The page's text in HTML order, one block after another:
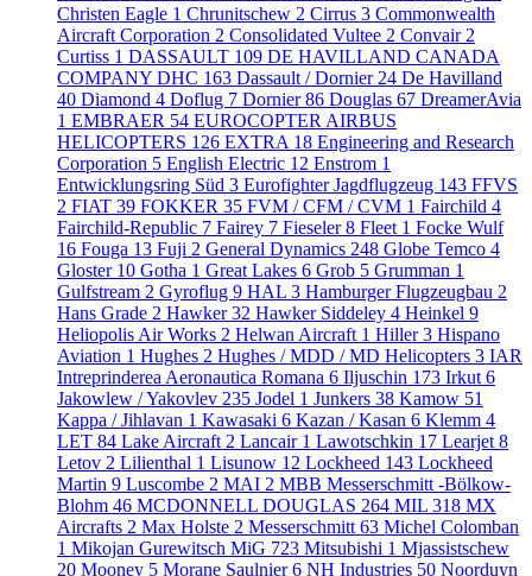
Christen Eagle 1 Chrunitschew 2 Cirrus 3 Commonwealth
Aircraft Corporation 2 Consolidated Vultee 2 Convair 2
Curtiss 1 DASSAULT 109 DE HAVILLAND CANADA
COMPANY DHC 163 Dassault / Dornier 24 De Havilland
40 Diamond 4 Doflug 7 Dornier86 Douglas 67 DreamerAvia
1 EMBRAER 54 EUROCOPTER AIRBUS
HELICOPTERS 126 EXTRA 18 Engineering and Research
Corporation 5 English Electric 12 Enstrom 1
Entwicklungsring Süd 3 Eurofighter Jagdflugzeug 143 FFVS
2 FIAT 39 FOKKER 35 FVM / CFM / CVM 1 Fairchild 4
Fairchild-Republic 7 Fairey 7 Fieseler8 Fleet 1 Focke Wulf
16 Fouga 13 Fuji 2 General Dynamics 248 Globe Temco 4
Gloster 10 Gotha 1 Great Lakes 6 Grob 5 Grumman 1
Gulfstream 2 Gyroflug 9 HAL 3 Hamburger Flugzeugbau 2
Hans Grade 2 Hawker32 Hawker Siddeley 4 Heinkel 9
Heliopolis Air Works 2 Helwan Aircraft 1 Hiller3 Hispano
Aviation 1 Hughes 2 Hughes / MDD / MD Helicopters 3 IAR
Intreprinderea Aeronautica Romana 6 Iljuschin 173 Irkut 6
Jakowlew / Yakovlev 235 Jodel 1 Junkers 38 Kamow 51
Kappa / Jihlavan 1 Kawasaki 6 Kazan / Kasan 6 Klemm 4
LET 84 Lake Aircraft 2 Lancair 1 Lawotschkin 17 Learjet 8
Letov 2 Lilienthal 1 Lisunow 12 Lockheed 143 Lockheed
Martin 9 Luscombe 2 MAI 2 MBB Messerschmitt -Bölkow-
Blohm 46 MCDONNELL DOUGLAS 264 MIL 318 MX
Aircrafts 2 Max Holste 2 Messerschmitt 63 Michel Colomban
1 Mikojan Gurewitsch MiG 723 Mitsubishi 1 Mjassistschew
20 Mooney 5 Morane Saulnier6 NH Industries 50 Noorduyn